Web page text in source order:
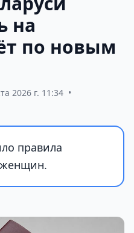
на
по новым
2026 г. 11:34 •
правила
женщин.